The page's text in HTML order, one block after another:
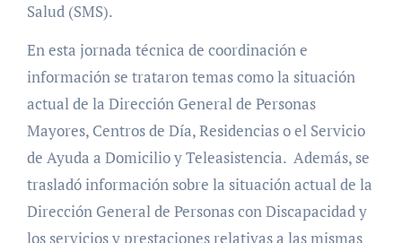
Salud (SMS).
En esta jornada técnica de coordinación e
información se trataron temas como la situación
actual de la Dirección General de Personas
Mayores, Centros de Día, Residencias o el Servicio
de Ayuda a Domicilio y Teleasistencia. Además, se
trasladó información sobre la situación actual de la
Dirección General de Personas con Discapacidad y
los servicios y prestaciones relativas a las mismas